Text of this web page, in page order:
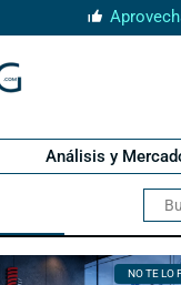
Análisis y
NO TE LO